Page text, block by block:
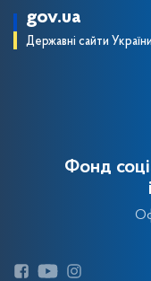
gov.ua
Державні сайти України
Фонд